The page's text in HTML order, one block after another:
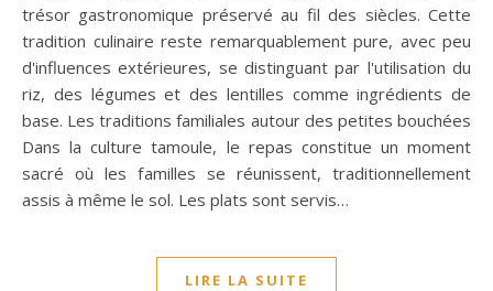
trésor gastronomique préservé au fil des siècles. Cette
tradition culinaire reste remarquablement pure, avec peu
d'influences extérieures, se distinguant par l'utilisation du
riz, des légumes et des lentilles comme ingrédients de
base. Les traditions familiales autour des petites bouchées
Dans la culture tamoule, le repas constitue un moment
sacré où les familles se réunissent, traditionnellement
assis à même le sol. Les plats sont servis…
LIRE LA SUITE